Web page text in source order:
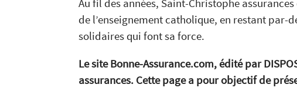
Au fil des années, Saint-Christophe
de l’enseignement catholique, en restant
solidaires qui font sa force.
Le site Bonne-Assurance.com, édité par
assurances. Cette page a pour objectif de